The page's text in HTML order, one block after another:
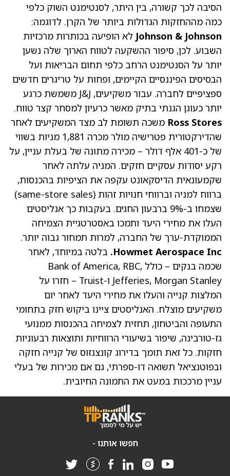
הסיבה לכך קשורה, בין היתר, לסנטימנט השוק כלפי
כמה מההחזקות הגדולות ביותר של הקרן. לדוגמה:
Johnson & Johnson לא הופיעה בכותרות מרכזיות
השבוע. לכן, סיפור ההשקעה לטווח הארוך שלה נשען
יותר על הסנטימנט הרחב כלפי תחום הבריאות ועל
הבסיסים הפיננסיים הקיימים, ופחות על טריגרים חדשים
ספציפיים לחברה. עבור משקיעים, J&J משמשת כרגע
יותר כעוגן הגנתי בתיק מאשר כרעיון למסחר קצר טווח.
Ross Stores משכה תשומת לב מצד המשקיעים לאחר
שהדירקטורית פטרישיה מולר מכרה 1,881 מניות בשווי
של כ-401 אלף דולר – מכירה מתונה של בעלת עניין, על
רקע יסודות עסקיים חזקים. המניה עלתה לאחר
שקמעונאית הדיסקאונט עקפה את הציפיות בהכנסות,
ברווח למניה וברווחי חנויות זהות (same-store sales)
שצמחו ב-9% ברבעון החגים. בעקבות כך אנליסטים
העלו את מחירי היעד ותמכו באסטרטגיית הצמיחה
הממוקדת-ערך של החברה, למרות תמחור גבוה יותר.
Howmet Aerospace Inc. בלטה במיוחד, לאחר
שכמה בנקים – כולל Bank of America, RBC,
Jefferies, Morgan Stanley ו-Truist – חזרו על
המלצות קנייה והעלו את מחירי היעד לאחר יום
משקיעים מוצלח. האנליסטים ציינו ביקוש חזק בתחומי
התעופה והביטחון, תחזית לצמיחה בהכנסות ממנועי
גז-טורבינה, שיפור בשיעורי הרווחיות ותוצאות רבעוניות
חזקות. כל זאת תומך בדירוג קונצנזוס של קנייה חזקה
ובפוטנציאל תשואה דו-ספרתי, גם אם מכירות של בעלי
עניין מרככות במעט את התמונה החיובית.
חפשו אותנו -